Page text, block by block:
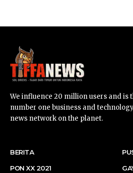
We influence 20 million users and is
number one business and
news network on the planet.
BERITA
PON XX 2021